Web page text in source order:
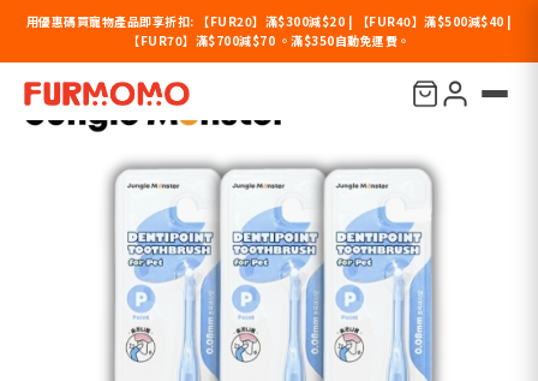
用優惠碼買寵物產品即享折扣: 【FUR20】滿$300減$20 | 【FUR40】滿$500減$40 |
【FUR70】滿$700減$70 。滿$350自動免運費。